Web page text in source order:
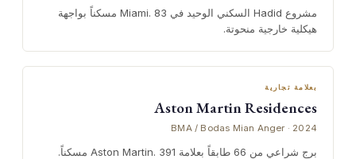
مشروع Hadid السكني الوحيد في Miami. 83 مسكناً بواجهة
هيكلية خارجية منحوتة.
بعلامة تجارية
Aston Martin Residences
BMA / Bodas Mian Anger · 2024
برج شراعي من 66 طابقاً بعلامة Aston Martin. 391 مسكناً.